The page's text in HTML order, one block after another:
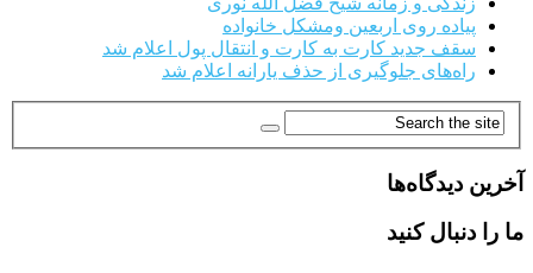
پیاده روی اربعین ومشکل خانواده
سقف جدید کارت به کارت و انتقال پول اعلام شد
راه‌های جلوگیری از حذف یارانه اعلام شد
آخرین دیدگاه‌ها
ما را دنبال کنید